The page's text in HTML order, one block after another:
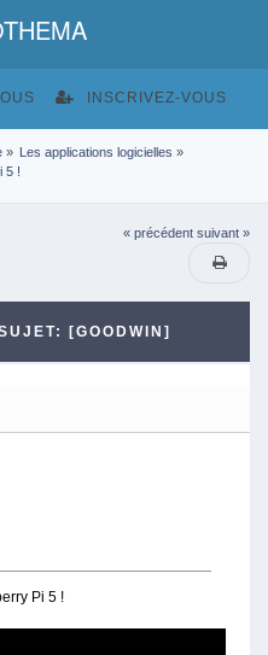
INSCRIVEZ-VOUS
» Les applications logicielles »
5 !
« précédent suivant »
[GOODWIN]
PI 5 ! (LU 3152
Pi 5 !